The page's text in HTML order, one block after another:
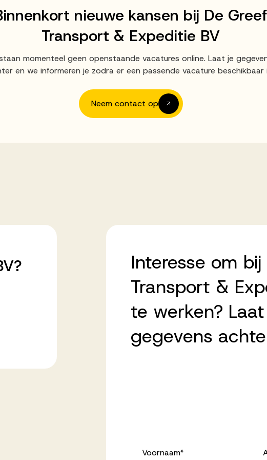
nieuwe kansen bij De Greef
Transport & Expeditie BV
momenteel geen openstaande vacatures online. Laat je
en we informeren je zodra er een passende vacature beschikbaar
Neem contact op
Interesse om bij
Transport &
te werken?
gegevens
Voornaam*